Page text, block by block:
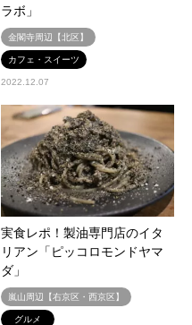
ラボ」
金閣寺周辺【北区】
カフェ・スイーツ
2022.12.07
実食レポ！製油専門店のイタ
リアン「ピッコロモンドヤマ
ダ」
嵐山周辺【右京区・西京区】
グルメ